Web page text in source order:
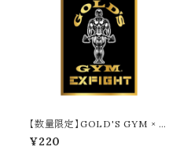
【数量限定】GOLD'S GYM × E
XFIGHT ステッカー（GOLD ×
BLACK）
¥220